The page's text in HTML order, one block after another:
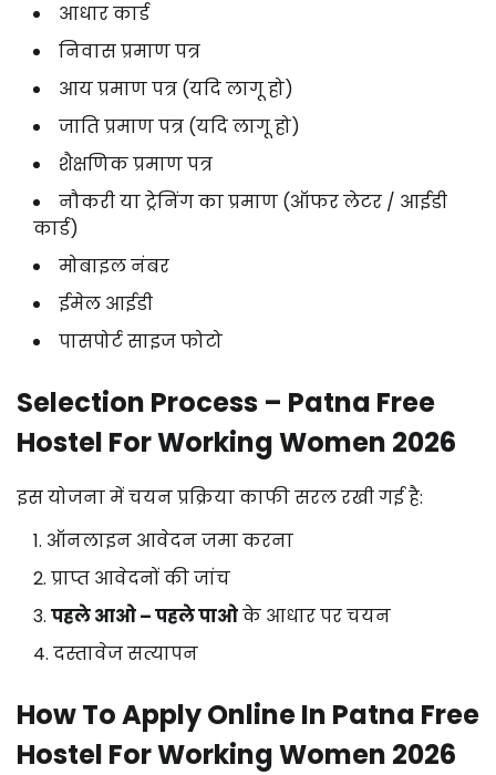
आधारकार्ड
निवासप्रमाणपत्र
आयप्रमाणपत्र (यदिलागूहो)
जातिप्रमाणपत्र (यदिलागूहो)
शैक्षणिकप्रमाणपत्र
नौकरीयाट्रेनिंगकाप्रमाण (ऑफरलेटर / आईडी
कार्ड)
मोबाइलनंबर
ईमेल आईडी
पासपोर्टसाइजफोटो
Selection Process – Patna Free
Hostel ForWorkingWomen 2026
इसयोजनामेंचयनप्रक्रियाकाफीसरलरखीगईहै:
ऑनलाइन आवेदनजमाकरना
प्राप्त आवेदनोंकीजांच
पहलेआओ –पहलेपाओके आधारपरचयन
दस्तावेजसत्यापन
HowToApplyOnlineIn Patna Free
Hostel ForWorkingWomen 2026